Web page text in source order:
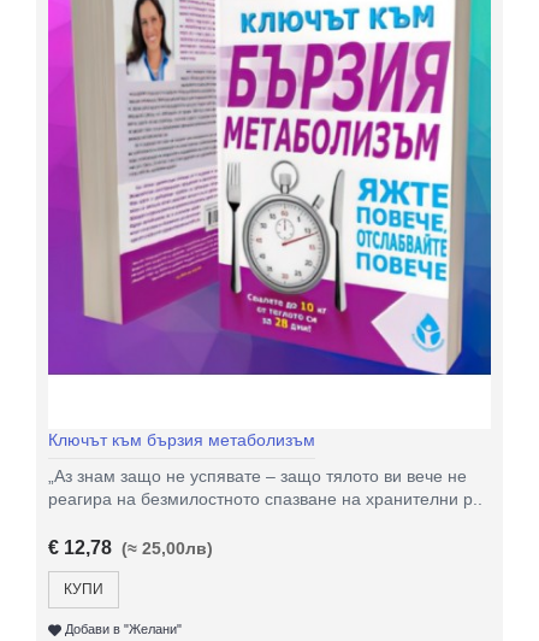
Ключът към бързия метаболизъм
„Аз знам защо не успявате – защо тялото ви вече не
реагира на безмилостното спазване на хранителни р..
€ 12,78 (≈ 25,00лв)
КУПИ
Добави в "Желани"